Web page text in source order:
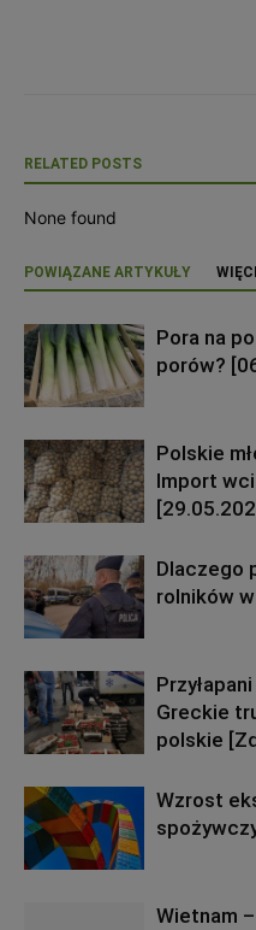
RELATED POSTS
None found
POWIĄZANE ARTYKUŁY
Pora na
porów?
Polskie
Import
Dlaczego
rolników
Greckie
polskie
Wzrost
Wietnam